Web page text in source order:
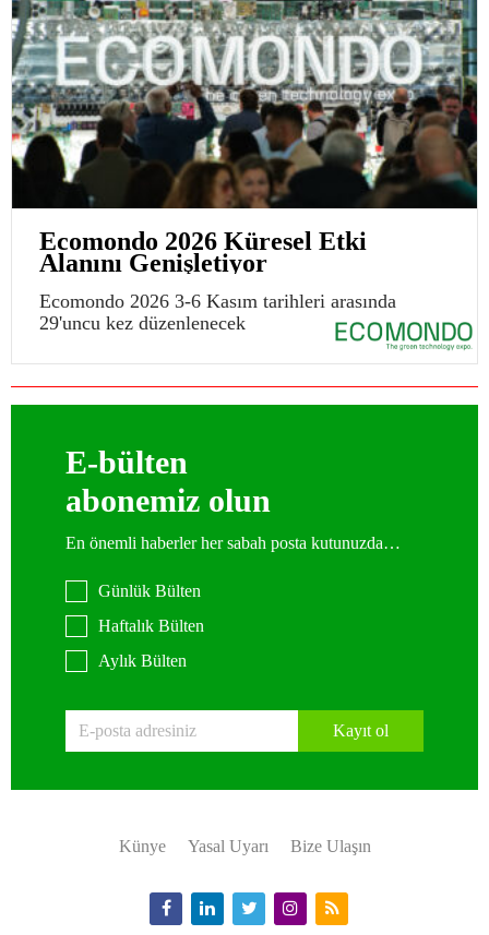
Ecomondo 2026 Küresel Etki
Alanını Genişletiyor
Ecomondo 2026 3-6 Kasım tarihleri arasında
29'uncu kez düzenlenecek
E-bülten
abonemiz olun
En önemli haberler her sabah posta kutunuzda…
Günlük Bülten
Haftalık Bülten
Aylık Bülten
Kayıt ol
Künye Yasal Uyarı Bize Ulaşın